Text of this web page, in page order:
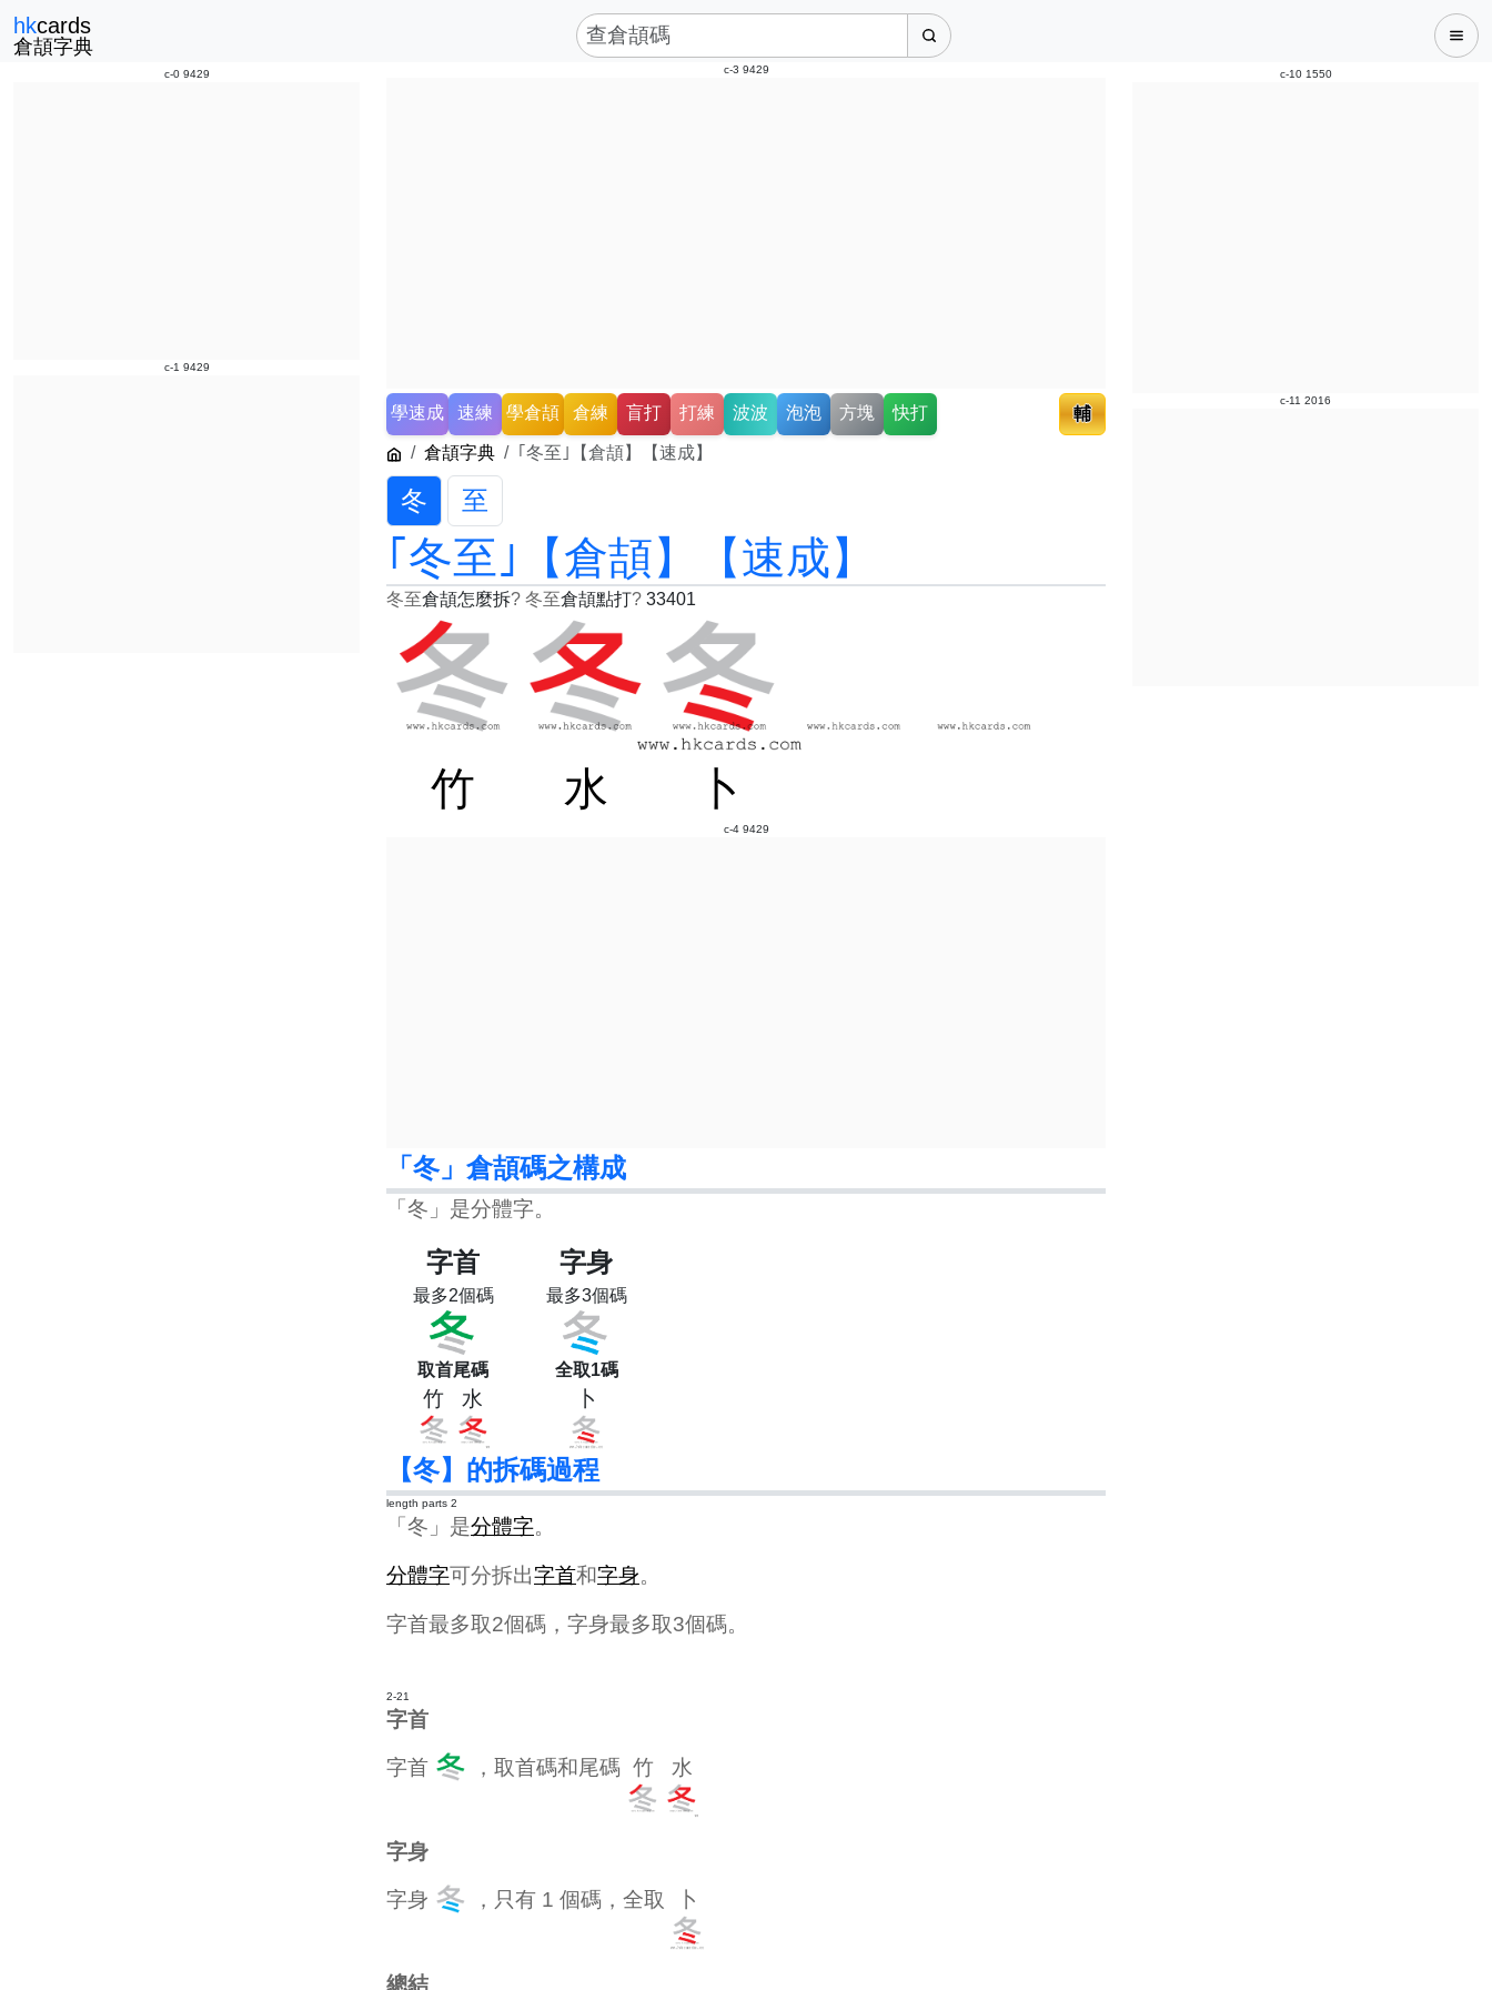
hkcards
倉頡字典
c-0 9429
c-1 9429
c-3 9429
學速成 速練 學倉頡 倉練 盲打 打練 波波 泡泡 方塊 快打 輔
倉頡字典 ｢冬至｣【倉頡】【速成】
冬 至
｢冬至｣【倉頡】【速成】
冬至倉頡怎麼拆? 冬至倉頡點打? 33401
竹 水 卜
c-4 9429
「冬」倉頡碼之構成
「冬」是分體字。
字首 字身
最多2個碼 最多3個碼
取首尾碼 全取1碼
竹 水 卜
【冬】的拆碼過程
length parts 2
「冬」是分體字。
分體字可分拆出字首和字身。
字首最多取2個碼，字身最多取3個碼。
2-21
字首
字首 ，取首碼和尾碼 竹 水
字身
字身 ，只有 1 個碼，全取 卜
總結
c-10 1550
c-11 2016